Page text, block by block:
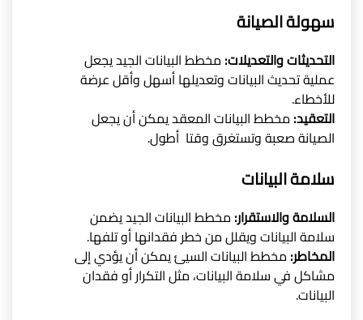
سهولة الصيانة
التحديثات والتعديلات: مخطط البيانات الجيد يجعل
عملية تحديث البيانات وتعديلها أسهل وأقل عرضة
للأخطاء.
التعقيد: مخطط البيانات المعقد يمكن أن يجعل
الصيانة صعبة وتستغرق وقتا أطول.
سلامة البيانات
السلامة والاستقرار: مخطط البيانات الجيد يضمن
سلامة البيانات ويقلل من خطر فقدانها أو تلفها.
المخاطر: مخطط البيانات السيئ يمكن أن يؤدي إلى
مشاكل في سلامة البيانات، مثل التكرار أو فقدان
البيانات.